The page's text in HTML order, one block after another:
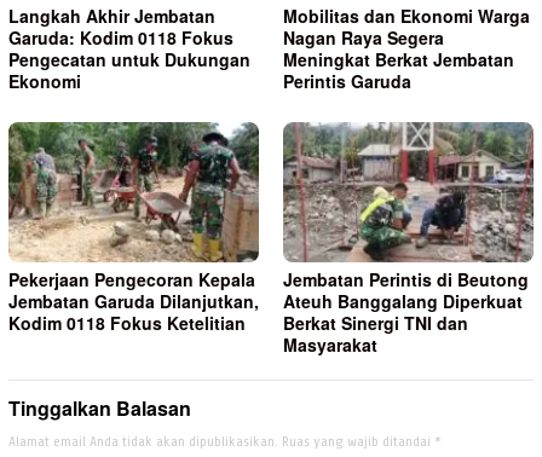
Langkah Akhir Jembatan
Garuda: Kodim 0118 Fokus
Pengecatan untuk Dukungan
Ekonomi
Mobilitas dan Ekonomi Warga
Nagan Raya Segera
Meningkat Berkat Jembatan
Perintis Garuda
Pekerjaan Pengecoran Kepala
Jembatan Garuda Dilanjutkan,
Kodim 0118 Fokus Ketelitian
Jembatan Perintis di Beutong
Ateuh Banggalang Diperkuat
Berkat Sinergi TNI dan
Masyarakat
Tinggalkan Balasan
Alamat email Anda tidak akan dipublikasikan. Ruas yang wajib ditandai *